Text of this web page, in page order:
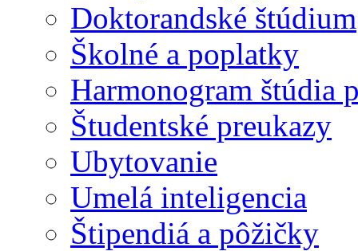
Doktorandské štúdium
Školné a poplatky
Harmonogram štúdia
Študentské preukazy
Ubytovanie
Umelá inteligencia
Štipendiá a pôžičky